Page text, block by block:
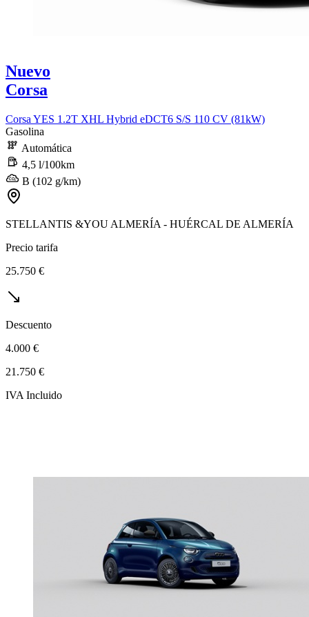
Nuevo
Corsa
Corsa YES 1.2T XHL Hybrid eDCT6 S/S 110 CV (81kW)
Gasolina
Automática
4,5 l/100km
B (102 g/km)
STELLANTIS &YOU ALMERÍA - HUÉRCAL DE ALMERÍA
Precio tarifa
25.750 €
Descuento
4.000 €
21.750 €
IVA Incluido